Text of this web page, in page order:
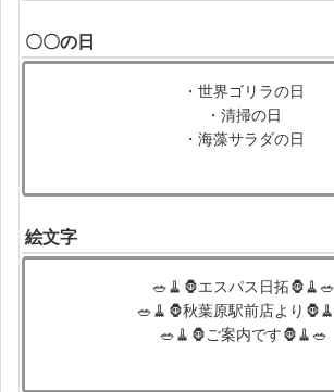
〇〇の日
・世界ゴリラの日
・清掃の日
・海藻サラダの日
絵文字
🥗🧹🦍エスパス日拓🦍🧹🥗
🥗🧹🦍秋葉原駅前店より
🥗🧹🦍ご案内です🦍🧹🥗